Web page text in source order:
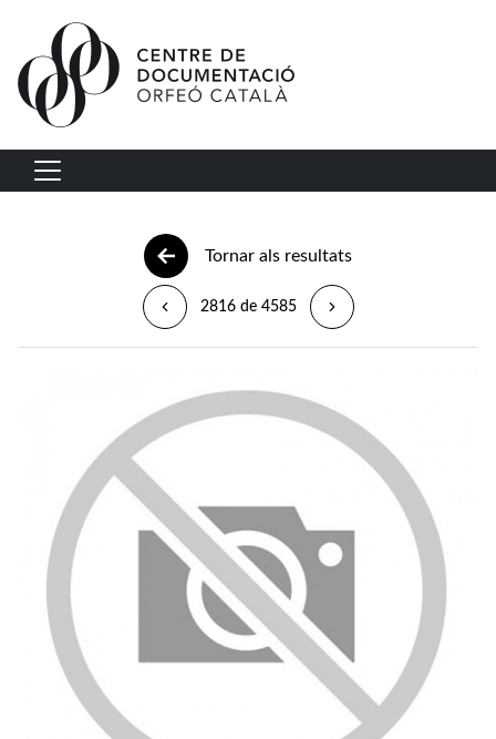
Vés al contingut
Navegació principal
Tornar als resultats
2816 de 4585